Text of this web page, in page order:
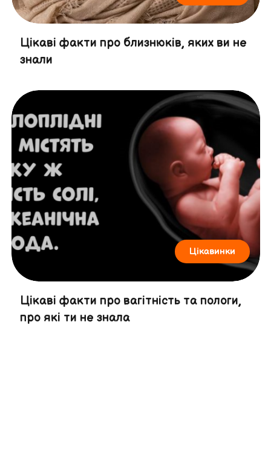
Цікаві факти про близнюків, яких ви не
знали
Цікавинки
Цікаві факти про вагітність та пологи,
про які ти не знала